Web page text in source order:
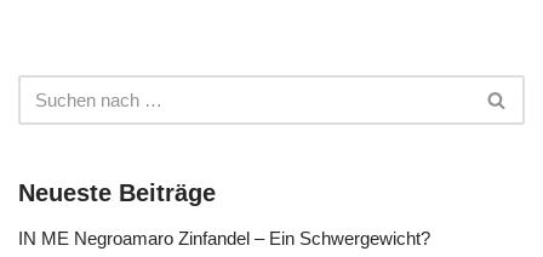
Neueste Beiträge
IN ME Negroamaro Zinfandel – Ein Schwergewicht?